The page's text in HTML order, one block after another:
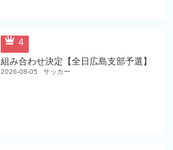
4
組み合わせ決定【全日広島支部予選】
2026-08-05 サッカー